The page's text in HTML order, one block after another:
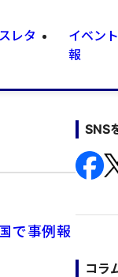
レタ
イベン
報
で事例報
SNS
コラ